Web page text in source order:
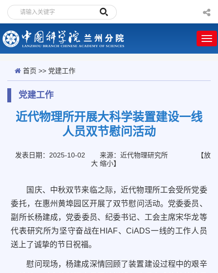
首页 >> 党建工作
党建工作
近代物理所开展大科学装置建设一线
人员双节慰问活动
发表日期：2025-10-02 来源：近代物理研究所 【放
大 缩小】
国庆、中秋双节来临之际，近代物理所工会受所党委
委托，在惠州黄埠园区开展了双节慰问活动。党委委员、
副所长杨建成，党委委员、纪委书记、工会主席宋华龙等
代表研究所为坚守奋战在 HIAF、CiADS一线的工作人员
送上了诚挚的节日祝福。
慰问现场，杨建成深情回顾了装置建设过程中的艰辛